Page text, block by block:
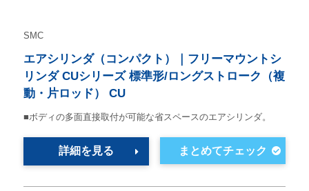
SMC
エアシリンダ（コンパクト）｜フリーマウントシ
リンダ CUシリーズ 標準形/ロングストローク（複
動・片ロッド） CU
■ボディの多面直接取付が可能な省スペースのエアシリンダ。
詳細を見る